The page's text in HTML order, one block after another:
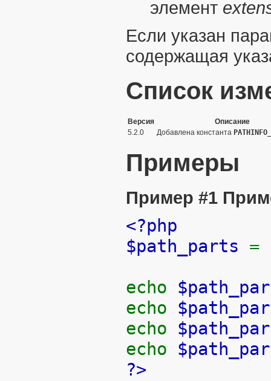
элемент
Если указан
содержащая
Список
Версия
Описание
5.2.0
Добавлена константа
Примеры
Пример #1
<?php
$path_parts =
echo
echo
echo
echo
?>